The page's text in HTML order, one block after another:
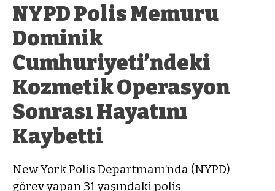
NYPD Polis Memuru
Dominik
Cumhuriyeti’ndeki
Kozmetik Operasyon
Sonrası Hayatını
Kaybetti
New York Polis Departmanı’nda (NYPD)
görev yapan 31 yaşındaki polis